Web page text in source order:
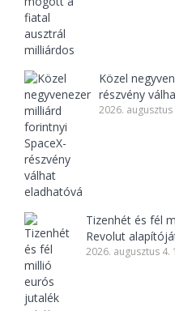
Közel
részvény
2026. augusztus
Tizenhét és fél
Revolut
2026. augusztus 4.